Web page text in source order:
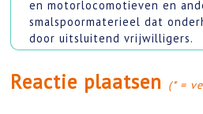
en motorlocomotieven en
smalspoormaterieel dat
door uitsluitend vrijwilligers.
Reactie plaatsen (* =